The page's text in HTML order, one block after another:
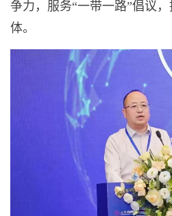
争力，服务“一带一路”倡议
体。